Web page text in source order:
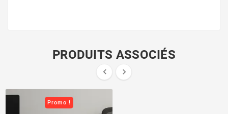
PRODUITS ASSOCIÉS
 
Promo !